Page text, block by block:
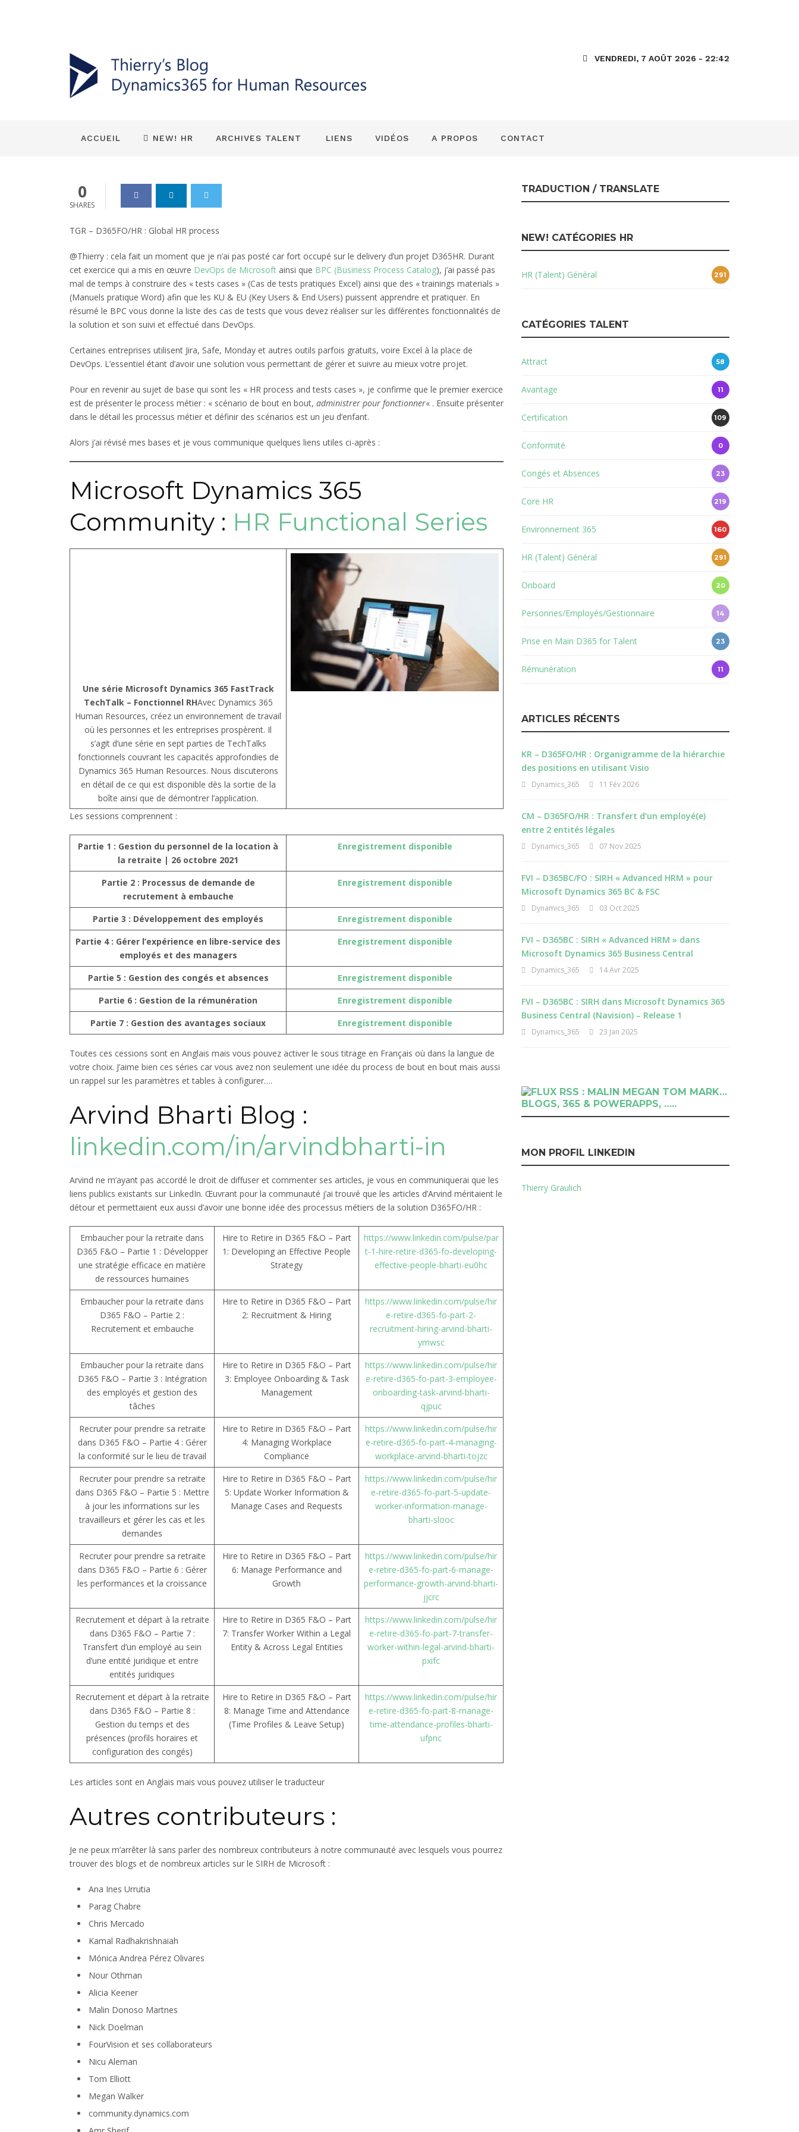
VENDREDI, 7 AOÛT 2026 - 22:42
ACCUEIL NEW! HR ARCHIVES TALENT LIENS VIDÉOS A PROPOS CONTACT
TGR – D365FO/HR : Global HR process and
tests cases.
0
SHARES
TGR – D365FO/HR : Global HR process
@Thierry : cela fait un moment que je n’ai pas posté car fort occupé sur le delivery d’un projet D365HR. Durant
cet exercice qui a mis en œuvre DevOps de Microsoft ainsi que BPC (Business Process Catalog), j’ai passé pas
mal de temps à construire des « tests cases » (Cas de tests pratiques Excel) ainsi que des « trainings materials »
(Manuels pratique Word) afin que les KU & EU (Key Users & End Users) puissent apprendre et pratiquer. En
résumé le BPC vous donne la liste des cas de tests que vous devez réaliser sur les différentes fonctionnalités de
la solution et son suivi et effectué dans DevOps.
Certaines entreprises utilisent Jira, Safe, Monday et autres outils parfois gratuits, voire Excel à la place de
DevOps. L’essentiel étant d’avoir une solution vous permettant de gérer et suivre au mieux votre projet.
Pour en revenir au sujet de base qui sont les « HR process and tests cases », je confirme que le premier exercice
est de présenter le process métier : « scénario de bout en bout, administrer pour fonctionner« . Ensuite présenter
dans le détail les processus métier et définir des scénarios est un jeu d’enfant.
Alors j’ai révisé mes bases et je vous communique quelques liens utiles ci-après :
Microsoft Dynamics 365
Community : HR Functional Series
Une série Microsoft Dynamics 365 FastTrack
TechTalk – Fonctionnel RHAvec Dynamics 365
Human Resources, créez un environnement de travail
où les personnes et les entreprises prospèrent. Il
s’agit d’une série en sept parties de TechTalks
fonctionnels couvrant les capacités approfondies de
Dynamics 365 Human Resources. Nous discuterons
en détail de ce qui est disponible dès la sortie de la
boîte ainsi que de démontrer l’application.
Les sessions comprennent :
Partie 1 : Gestion du personnel de la location à
la retraite | 26 octobre 2021
Enregistrement disponible
Partie 2 : Processus de demande de
recrutement à embauche
Enregistrement disponible
Partie 3 : Développement des employés
Enregistrement disponible
Partie 4 : Gérer l’expérience en libre-service des
employés et des managers
Enregistrement disponible
Partie 5 : Gestion des congés et absences
Enregistrement disponible
Partie 6 : Gestion de la rémunération
Enregistrement disponible
Partie 7 : Gestion des avantages sociaux
Enregistrement disponible
Toutes ces cessions sont en Anglais mais vous pouvez activer le sous titrage en Français où dans la langue de
votre choix. J’aime bien ces séries car vous avez non seulement une idée du process de bout en bout mais aussi
un rappel sur les paramètres et tables à configurer….
Arvind Bharti Blog :
linkedin.com/in/arvindbharti-in
Arvind ne m’ayant pas accordé le droit de diffuser et commenter ses articles, je vous en communiquerai que les
liens publics existants sur LinkedIn. Œuvrant pour la communauté j’ai trouvé que les articles d’Arvind méritaient le
détour et permettaient eux aussi d’avoir une bonne idée des processus métiers de la solution D365FO/HR :
Embaucher pour la retraite dans
D365 F&O – Partie 1 : Développer
une stratégie efficace en matière
de ressources humaines
Hire to Retire in D365 F&O – Part
1: Developing an Effective People
Strategy
https://www.linkedin.com/pulse/par
t-1-hire-retire-d365-fo-developing-
effective-people-bharti-eu0hc
Embaucher pour la retraite dans
D365 F&O – Partie 2 :
Recrutement et embauche
Hire to Retire in D365 F&O – Part
2: Recruitment & Hiring
https://www.linkedin.com/pulse/hir
e-retire-d365-fo-part-2-
recruitment-hiring-arvind-bharti-
ymwsc
Embaucher pour la retraite dans
D365 F&O – Partie 3 : Intégration
des employés et gestion des
tâches
Hire to Retire in D365 F&O – Part
3: Employee Onboarding & Task
Management
https://www.linkedin.com/pulse/hir
e-retire-d365-fo-part-3-employee-
onboarding-task-arvind-bharti-
qjpuc
Recruter pour prendre sa retraite
dans D365 F&O – Partie 4 : Gérer
la conformité sur le lieu de travail
Hire to Retire in D365 F&O – Part
4: Managing Workplace
Compliance
https://www.linkedin.com/pulse/hir
e-retire-d365-fo-part-4-managing-
workplace-arvind-bharti-tojzc
Recruter pour prendre sa retraite
dans D365 F&O – Partie 5 : Mettre
à jour les informations sur les
travailleurs et gérer les cas et les
demandes
Hire to Retire in D365 F&O – Part
5: Update Worker Information &
Manage Cases and Requests
https://www.linkedin.com/pulse/hir
e-retire-d365-fo-part-5-update-
worker-information-manage-
bharti-slooc
Recruter pour prendre sa retraite
dans D365 F&O – Partie 6 : Gérer
les performances et la croissance
Hire to Retire in D365 F&O – Part
6: Manage Performance and
Growth
https://www.linkedin.com/pulse/hir
e-retire-d365-fo-part-6-manage-
performance-growth-arvind-bharti-
jjcrc
Recrutement et départ à la retraite
dans D365 F&O – Partie 7 :
Transfert d’un employé au sein
d’une entité juridique et entre
entités juridiques
Hire to Retire in D365 F&O – Part
7: Transfer Worker Within a Legal
Entity & Across Legal Entities
https://www.linkedin.com/pulse/hir
e-retire-d365-fo-part-7-transfer-
worker-within-legal-arvind-bharti-
pxifc
Recrutement et départ à la retraite
dans D365 F&O – Partie 8 :
Gestion du temps et des
présences (profils horaires et
configuration des congés)
Hire to Retire in D365 F&O – Part
8: Manage Time and Attendance
(Time Profiles & Leave Setup)
https://www.linkedin.com/pulse/hir
e-retire-d365-fo-part-8-manage-
time-attendance-profiles-bharti-
ufpnc
Les articles sont en Anglais mais vous pouvez utiliser le traducteur
Autres contributeurs :
Je ne peux m’arrêter là sans parler des nombreux contributeurs à notre communauté avec lesquels vous pourrez
trouver des blogs et de nombreux articles sur le SIRH de Microsoft :
Ana Ines Urrutia
Parag Chabre
Chris Mercado
Kamal Radhakrishnaiah
Mónica Andrea Pérez Olivares
Nour Othman
Alicia Keener
Malin Donoso Martnes
Nick Doelman
FourVision et ses collaborateurs
Nicu Aleman
Tom Elliott
Megan Walker
community.dynamics.com
TRADUCTION / TRANSLATE
NEW! CATÉGORIES HR
HR (Talent) Général 291
CATÉGORIES TALENT
Attract 58
Avantage 11
Certification 109
Conformité 0
Congés et Absences 23
Core HR 219
Environnement 365 160
HR (Talent) Général 291
Onboard 20
Personnes/Employés/Gestionnaire 14
Prise en Main D365 for Talent 23
Rémunération 11
ARTICLES RÉCENTS
KR – D365FO/HR : Organigramme de la hiérarchie
des positions en utilisant Visio
Dynamics_365 11 Fév 2026
CM – D365FO/HR : Transfert d’un employé(e)
entre 2 entités légales
Dynamics_365 07 Nov 2025
FVI – D365BC/FO : SIRH « Advanced HRM » pour
Microsoft Dynamics 365 BC & FSC
Dynamics_365 03 Oct 2025
FVI – D365BC : SIRH « Advanced HRM » dans
Microsoft Dynamics 365 Business Central
Dynamics_365 14 Avr 2025
FVI – D365BC : SIRH dans Microsoft Dynamics 365
Business Central (Navision) – Release 1
Dynamics_365 23 Jan 2025
RSS : MALIN MEGAN TOM MARK…
BLOGS, 365 & POWERAPPS, …..
MON PROFIL LINKEDIN
Thierry Graulich